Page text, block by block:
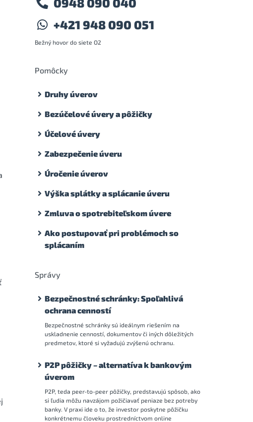
+421 948 090 051
Bežný hovor do siete O2
Pomôcky
Druhy úverov
Bezúčelové úvery a pôžičky
Účelové úvery
Zabezpečenie úveru
Úročenie úverov
Výška splátky a splácanie úveru
Zmluva o spotrebiteľskom úvere
Ako postupovať pri problémoch so
splácaním
Správy
Bezpečnostné schránky: Spoľahlivá
ochrana cenností
Bezpečnostné schránky sú ideálnym riešením na
uskladnenie cenností, dokumentov či iných dôležitých
predmetov, ktoré si vyžadujú zvýšenú ochranu.
P2P pôžičky – alternatíva k bankovým
úverom
P2P, teda peer-to-peer pôžičky, predstavujú spôsob, ako
si ľudia môžu navzájom požičiavať peniaze bez potreby
banky. V praxi ide o to, že investor poskytne pôžičku
konkrétnemu človeku prostredníctvom online